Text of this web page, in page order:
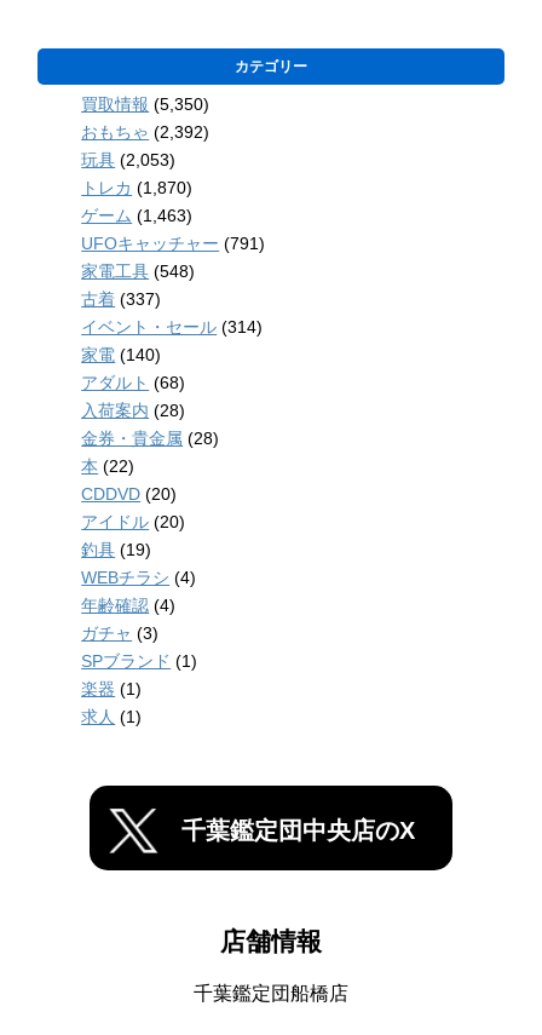
カテゴリー
買取情報 (5,350)
おもちゃ (2,392)
玩具 (2,053)
トレカ (1,870)
ゲーム (1,463)
UFOキャッチャー (791)
家電工具 (548)
古着 (337)
イベント・セール (314)
家電 (140)
アダルト (68)
入荷案内 (28)
金券・貴金属 (28)
本 (22)
CDDVD (20)
アイドル (20)
釣具 (19)
WEBチラシ (4)
年齢確認 (4)
ガチャ (3)
SPブランド (1)
楽器 (1)
求人 (1)
千葉鑑定団中央店のX
店舗情報
千葉鑑定団船橋店